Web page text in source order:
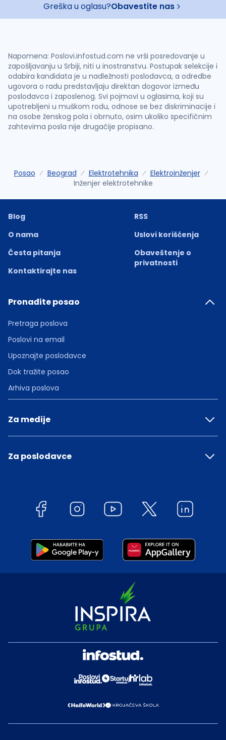
Greška u oglasu?Obavestite nas
Napomena: Poslovi.infostud.com ne vrši posredovanje u
zapošljavanju u Srbiji, niti u inostranstvu. Postupak selekcije i
odabira kandidata je u nadležnosti poslodavca, a odredbe
ugovora o radu predstavljaju direktan dogovor između
poslodavca i zaposlenog. Svi pojmovi u oglasima, koji su
upotrebljeni u muškom rodu, odnose se bez diskriminacije i
na osobe ženskog pola i obrnuto, osim ukoliko specifičnim
zahtevima posla nije drugačije propisano.
Posao Beograd Elektrotehnika
Elektroinženjer
Inženjer elektrotehnike
Blog
O nama
Česta pitanja
Kontaktirajte nas
RSS
Uslovi korišćenja
Obaveštenje o
privatnosti
Pronađite posao
Pretraga poslova
Poslovi na email
Upoznajte poslodavce
Dok tražite posao
Arhiva poslova
Za medije
Za poslodavce